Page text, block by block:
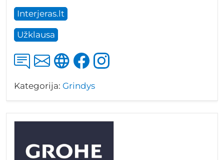
Interjeras.lt
Užklausa
Kategorija: Grindys